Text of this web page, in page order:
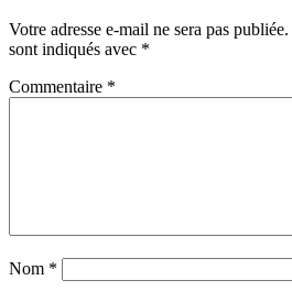
Votre adresse e-mail ne sera pas publiée.
sont indiqués avec *
Commentaire *
Nom *